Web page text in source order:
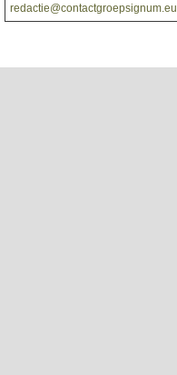
redactie@contactgroepsignum.eu